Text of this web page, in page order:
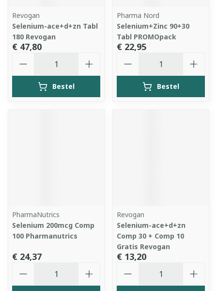
Revogan
Selenium-ace+d+zn Tabl
180 Revogan
€ 47,80
Bestel
Pharma Nord
Selenium+Zinc 90+30
Tabl PROMOpack
€ 22,95
Bestel
PharmaNutrics
Selenium 200mcg Comp
100 Pharmanutrics
€ 24,37
Revogan
Selenium-ace+d+zn
Comp 30 + Comp 10
Gratis Revogan
€ 13,20